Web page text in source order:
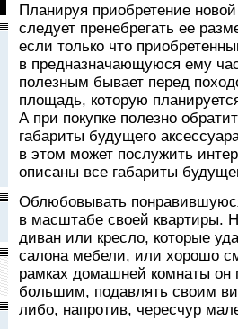
Планируя приобретение
следует пренебрегать ее
если только что
в предназначающуюся ему
полезным бывает перед
площадь, которую
А при покупке полезно
габариты будущего
в этом может послужить
описаны все габариты
Облюбовывать
в масштабе своей квартиры.
диван или кресло, которые
салона мебели, или хорошо
рамках домашней комнаты он
большим, подавлять своим
либо, напротив, чересчур